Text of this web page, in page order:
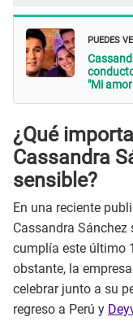
PUEDES
"Mi
¿Qué
Cassandra
sensible?
En una reciente
Cassandra
cumplía este último
obstante, la
celebrar junto a su
regreso a Perú y